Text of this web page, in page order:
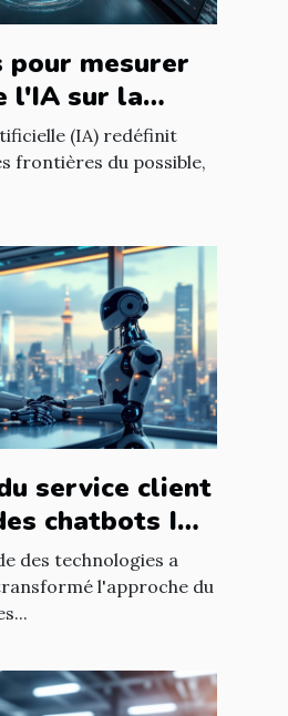
mesurer
l'IA sur la
en
(IA) redéfinit
frontières du possible,
service client
chatbots IA
utilisateur
des technologies a
l'approche du